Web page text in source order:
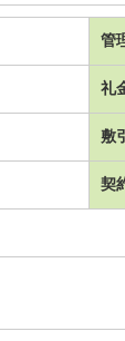
管
礼
敷
契